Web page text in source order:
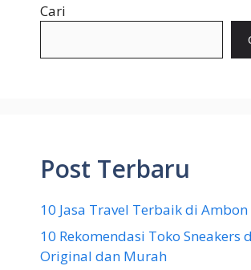
Cari
Post Terbaru
10 Jasa Travel Terbaik di Ambon
10 Rekomendasi Toko Sneakers
Original dan Murah